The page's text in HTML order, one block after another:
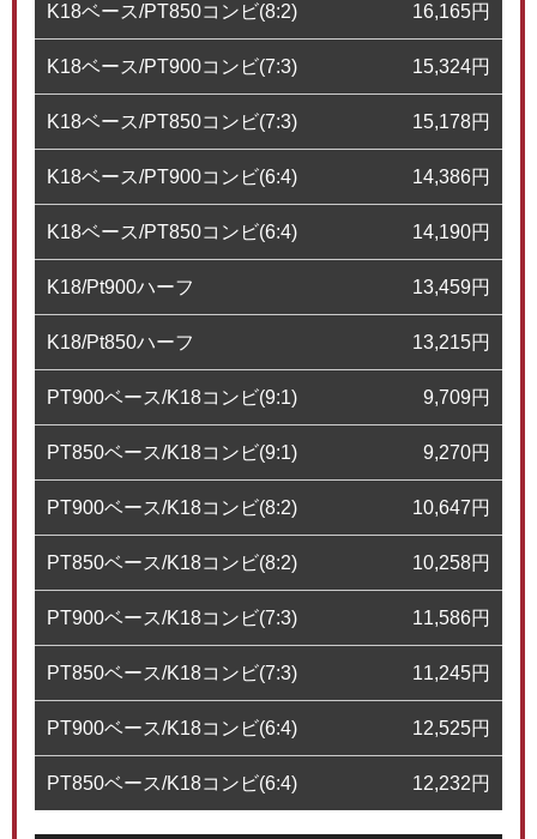
K18ベース/PT850コンビ(8:2) 16,165円
K18ベース/PT900コンビ(7:3) 15,324円
K18ベース/PT850コンビ(7:3) 15,178円
K18ベース/PT900コンビ(6:4) 14,386円
K18ベース/PT850コンビ(6:4) 14,190円
K18/Pt900ハーフ 13,459円
K18/Pt850ハーフ 13,215円
PT900ベース/K18コンビ(9:1) 9,709円
PT850ベース/K18コンビ(9:1) 9,270円
PT900ベース/K18コンビ(8:2) 10,647円
PT850ベース/K18コンビ(8:2) 10,258円
PT900ベース/K18コンビ(7:3) 11,586円
PT850ベース/K18コンビ(7:3) 11,245円
PT900ベース/K18コンビ(6:4) 12,525円
PT850ベース/K18コンビ(6:4) 12,232円